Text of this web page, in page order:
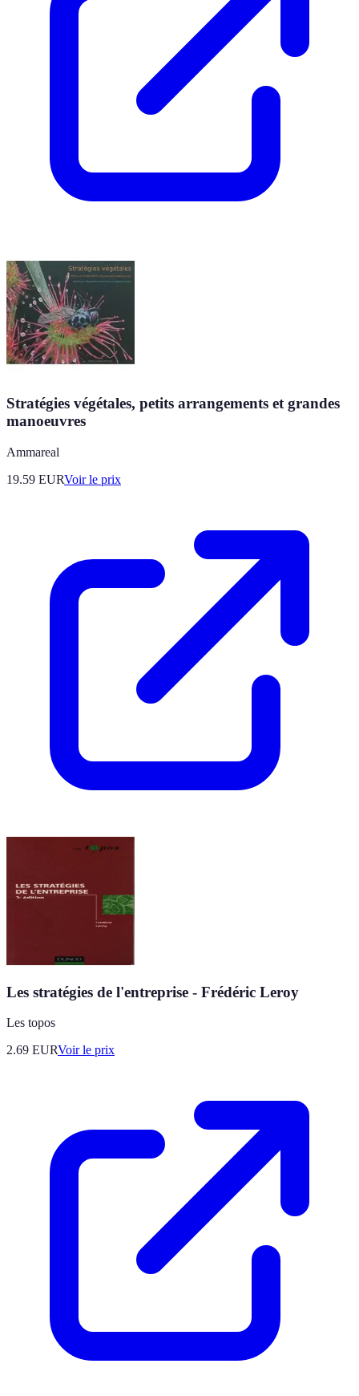
Stratégies végétales, petits arrangements et grandes
manoeuvres
Ammareal
19.59 EURVoir le prix
Les stratégies de l'entreprise - Frédéric Leroy
Les topos
2.69 EURVoir le prix